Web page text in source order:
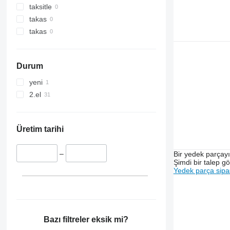
6090
6100
6115
6140
6145
6170
6215
6310
6410
taksitle
takas
takas
Durum
yeni
2.el
Üretim tarihi
–
Bazı filtreler eksik mi?
Bir yedek
Şimdi bir talep
Yedek parça